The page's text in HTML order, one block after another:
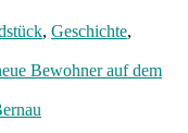
, Geschichte,
Bewohner auf dem